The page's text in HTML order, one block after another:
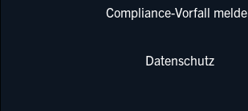
Compliance-Vorfall
Datenschutz